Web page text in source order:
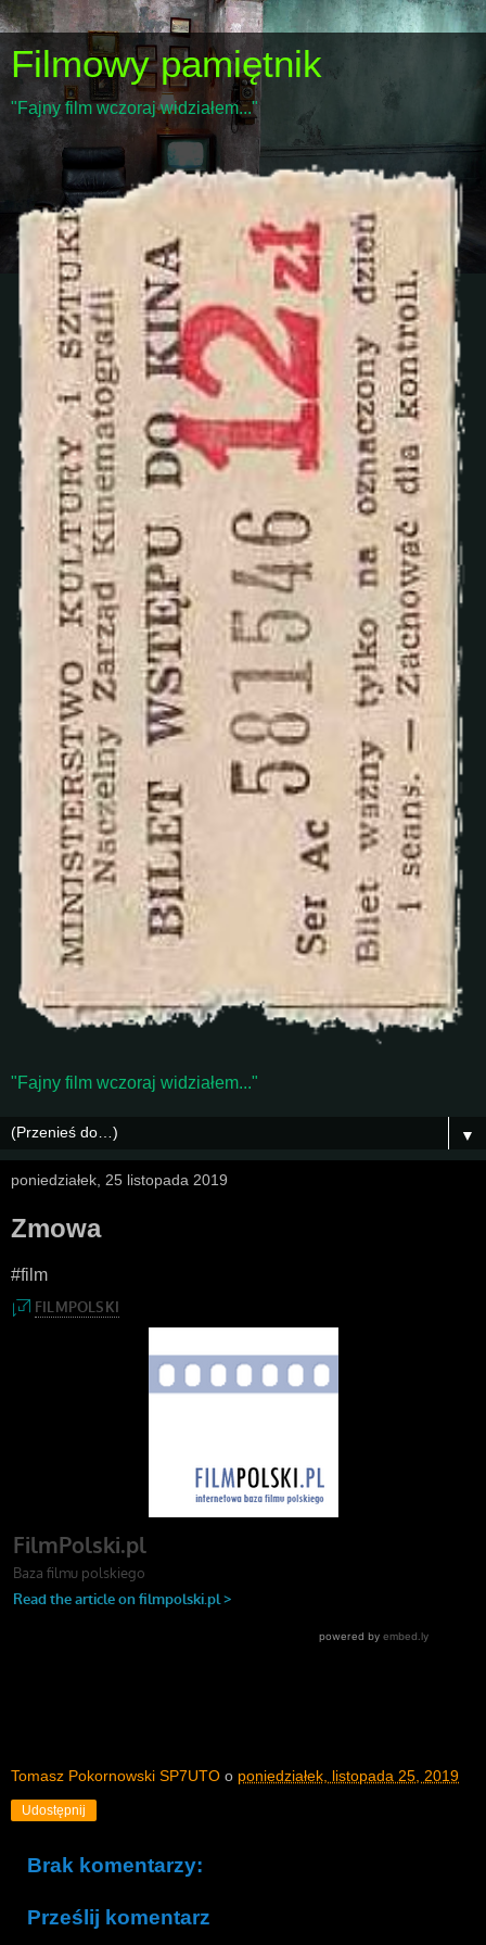
Filmowy pamiętnik
"Fajny film wczoraj widziałem..."
"Fajny film wczoraj widziałem..."
▼
poniedziałek, 25 listopada 2019
Zmowa
#film
Tomasz Pokornowski SP7UTO o poniedziałek, listopada 25, 2019
Udostępnij
Brak komentarzy:
Prześlij komentarz